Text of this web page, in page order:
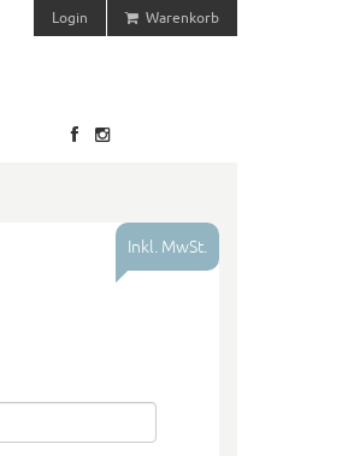
Login Warenkorb
Inkl. MwSt.